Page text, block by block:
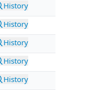
History
History
History
History
History